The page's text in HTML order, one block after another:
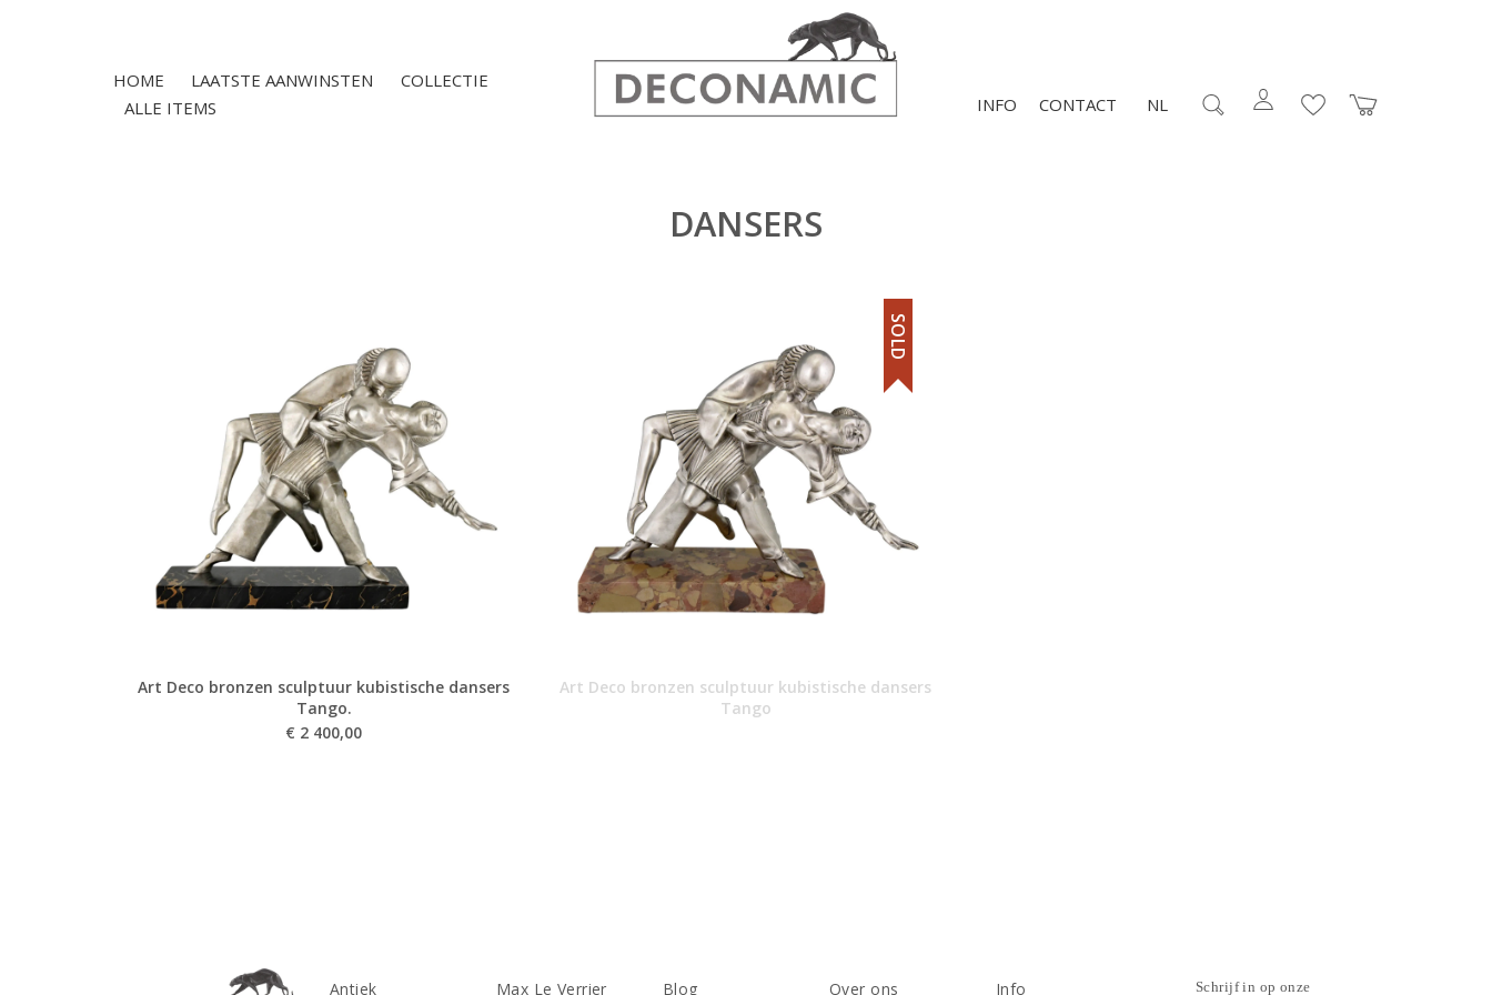
HOME LAATSTE AANWINSTEN
COLLECTIE
ALLE ITEMS
CONTACT
INFO NL
DANSERS
Art Deco bronzen sculptuur kubistische dansers
Tango.
€ 2 400,00
Art Deco bronzen sculptuur kubistische dansers
Tango
SOLD
Antiek Max Le Verrier Blog Over ons Info Schrijf in op onze